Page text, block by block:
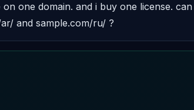
one domain. and i buy one license.
and sample.com/ru/ ?